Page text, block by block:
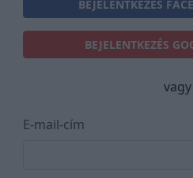
BEJELENTKEZÉS
BEJELENTKEZÉS
vagy
E-mail-cím